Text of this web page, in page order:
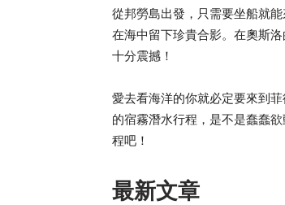
從邦勞島出發，只需要坐船就
在海中留下珍貴合影。在奧斯
十分震撼！
愛去看海洋的你就必定要來到
的宿霧潛水行程，是不是蠢蠢
程吧！
最新文章